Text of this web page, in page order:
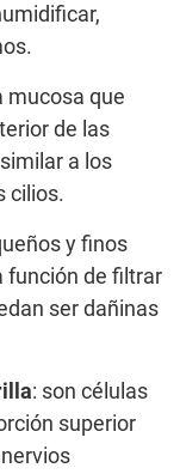
mucosa que
de las
a los
cilios.
y finos
función de filtrar
ser dañinas
: son células
superior